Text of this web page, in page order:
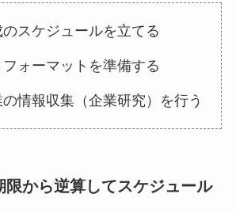
スケジュールを立てる
ォーマットを準備する
情報収集（企業研究）を行う
から逆算してスケジュール